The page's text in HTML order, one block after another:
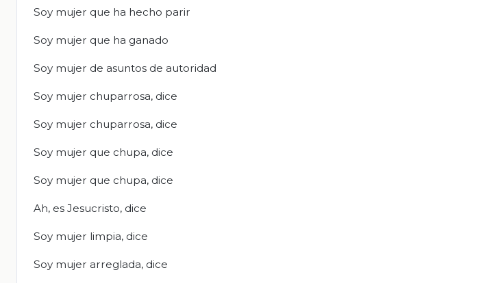
Soy mujer que ha hecho parir
Soy mujer que ha ganado
Soy mujer de asuntos de autoridad
Soy mujer chuparrosa, dice
Soy mujer chuparrosa, dice
Soy mujer que chupa, dice
Soy mujer que chupa, dice
Ah, es Jesucristo, dice
Soy mujer limpia, dice
Soy mujer arreglada, dice